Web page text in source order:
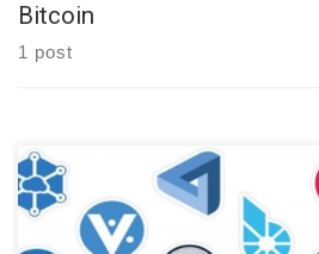
Bitcoin
1 post